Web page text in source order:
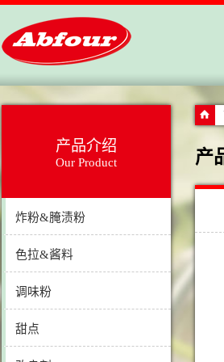
产
产品介绍
Our Product
炸粉&腌渍粉
色拉&酱料
调味粉
甜点